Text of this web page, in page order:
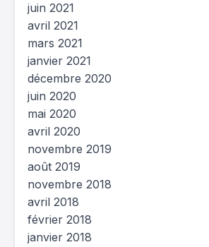
juin 2021
avril 2021
mars 2021
janvier 2021
décembre 2020
juin 2020
mai 2020
avril 2020
novembre 2019
août 2019
novembre 2018
avril 2018
février 2018
janvier 2018